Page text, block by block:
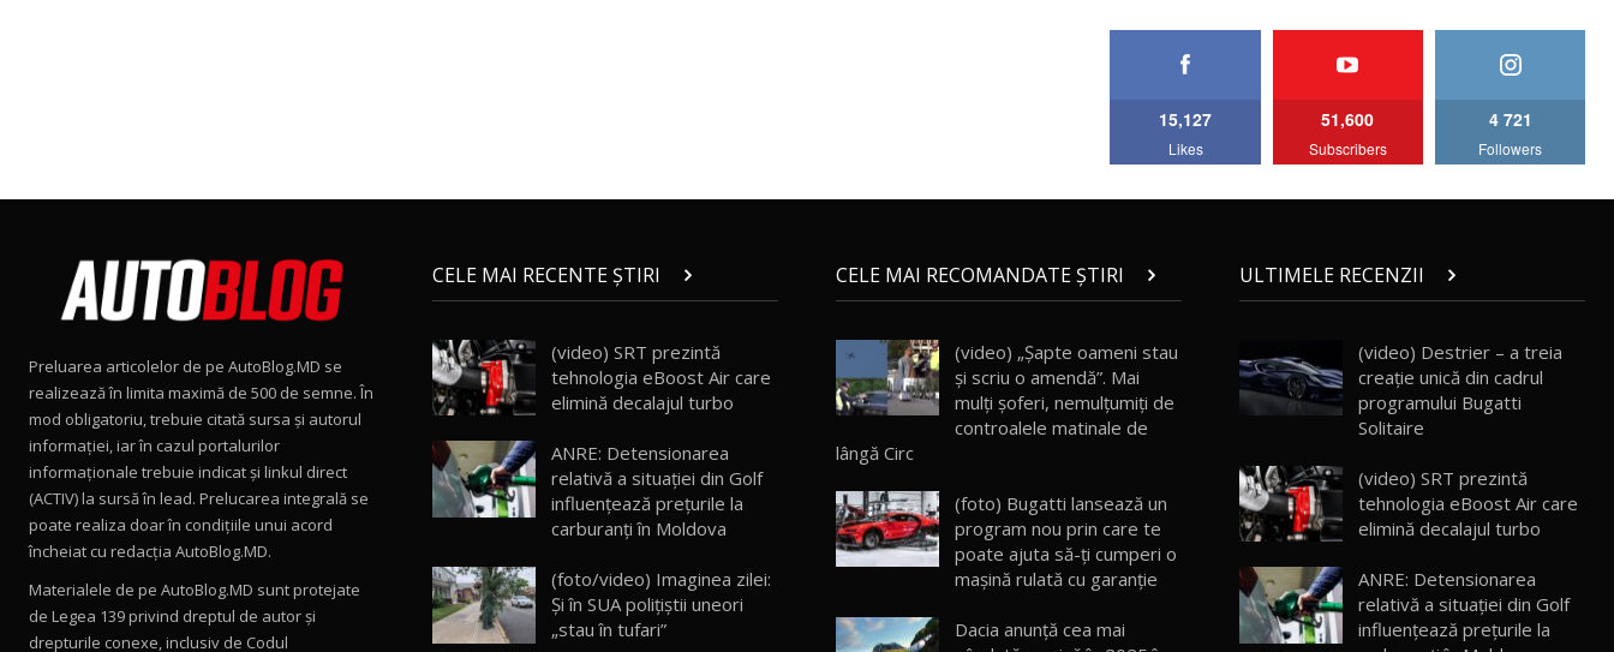
AutoBlog.MD
15:08
10
Mercedes-AMG E 53 HYBRID 4MATIC+ /
Test Drive AutoBlog.MD
11
Noul Volvo ES90 / Test Drive AutoBlog.MD
27:58
Noul MG HS / Test Drive AutoBlog.MD
16:48
15,127
Likes
51,600
Subscribers
4 721
Followers
Preluarea articolelor de pe AutoBlog.MD se
realizează în limita maximă de 500 de semne. În
mod obligatoriu, trebuie citată sursa și autorul
informației, iar în cazul portalurilor
informaționale trebuie indicat și linkul direct
(ACTIV) la sursă în lead. Prelucarea integrală se
poate realiza doar în condițiile unui acord
încheiat cu redacţia AutoBlog.MD.
Materialele de pe AutoBlog.MD sunt protejate
de Legea 139 privind dreptul de autor și
drepturile conexe, inclusiv de Codul
CELE MAI RECENTE ȘTIRI
(video) SRT prezintă
tehnologia eBoost Air care
elimină decalajul turbo
ANRE: Detensionarea
relativă a situației din Golf
influențează prețurile la
carburanți în Moldova
(foto/video) Imaginea zilei:
Și în SUA polițiștii uneori
„stau în tufari”
CELE MAI RECOMANDATE ȘTIRI
(video) „Șapte oameni stau
și scriu o amendă”. Mai
mulţi şoferi, nemulţumiţi de
controalele matinale de
lângă Circ
(foto) Bugatti lansează un
program nou prin care te
poate ajuta să-ţi cumperi o
maşină rulată cu garanţie
Dacia anunță cea mai
ULTIMELE RECENZII
(video) Destrier – a treia
creație unică din cadrul
programului Bugatti
Solitaire
(video) SRT prezintă
tehnologia eBoost Air care
elimină decalajul turbo
ANRE: Detensionarea
relativă a situației din Golf
influențează prețurile la